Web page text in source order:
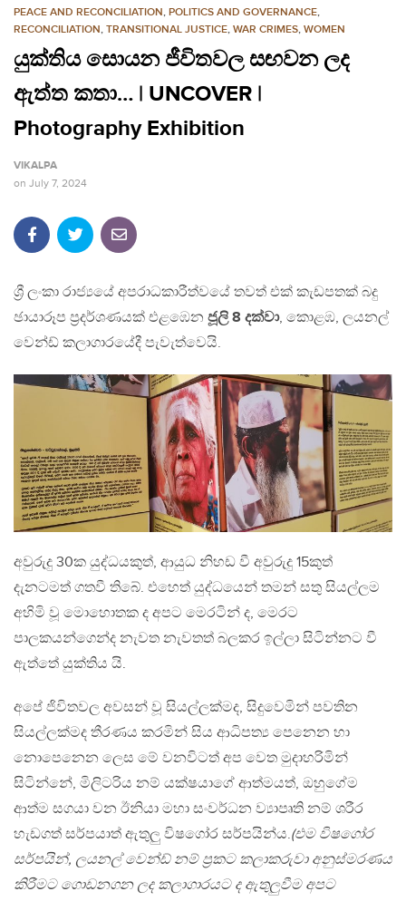
PEACE AND RECONCILIATION, POLITICS AND GOVERNANCE,
RECONCILIATION, TRANSITIONAL JUSTICE, WAR CRIMES, WOMEN
යුක්තිය සොයන ජීවිතවල සඟවන ලද
ඇත්ත කතා… | UNCOVER |
Photography Exhibition
VIKALPA
on July 7, 2024
ශ්‍රී ලංකා රාජ්‍යයේ අපරාධකාරීත්වයේ තවත් එක් කැඩපතක් බදු
ඡායාරූප ප්‍රදර්ශණයක් එළඹෙන ජූලි 8 දක්වා, කොළඹ, ලයනල්
වෙන්ඩ් කලාගාරයේදී පැවැත්වෙයි.
අවුරුදු 30ක යුද්ධයකුත්, ආයුධ නිහඩ වී අවුරුදු 15කුත්
දැනටමත් ගතවී තිබේ. එහෙත් යුද්ධයෙන් තමන් සතු සියල්ලම
අහිමි වූ මොහොතක ද අපට මෙරටින් ද, මෙරට
පාලකයන්ගෙන්ද නැවත නැවතත් බලකර ඉල්ලා සිටින්නට වී
ඇත්තේ යුක්තිය යි.
අපේ ජිවිතවල අවසන් වූ සියල්ලක්මද, සිදුවෙමින් පවතින
සියල්ලක්මද තීරණය කරමින් සිය ආධිපත්‍ය පෙනෙන හා
නොපෙනෙන ලෙස මේ වනවිටත් අප වෙත මුදාහරිමින්
සිටින්නේ, මිලිටරිය නම් යක්ෂයාගේ ආත්මයත්, ඔහුගේම
ආත්ම සගයා වන ඊනියා මහා සංවර්ධන ව්‍යාපෘති නම් ශරීර
හැඩගත් සර්පයාත් ඇතුලු විෂගෝර සර්පයින්ය.(එම විෂගෝර
සර්පයින්, ලයනල් වෙන්ඩ් නම් ප්‍රකට කලාකරුවා අනුස්මරණය
කිරීමට ගොඩනගන ලද කලාගාරයට ද ඇතුලුවීම අපට